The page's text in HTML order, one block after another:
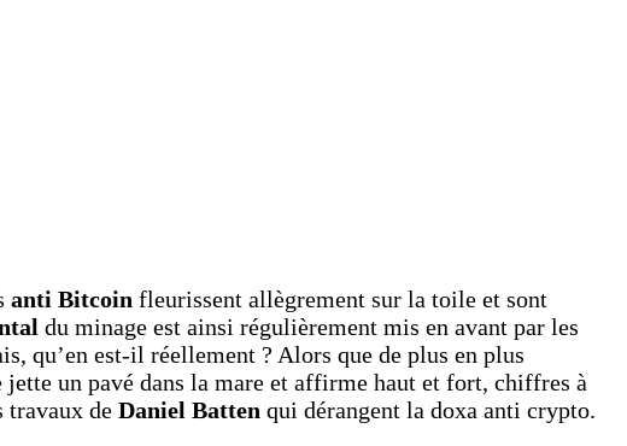
anti Bitcoin fleurissent allègrement sur la toile et sont
du minage est ainsi régulièrement mis en avant par les
qu’en est-il réellement ? Alors que de plus en plus
jette un pavé dans la mare et affirme haut et fort, chiffres à
travaux de Daniel Batten qui dérangent la doxa anti crypto.